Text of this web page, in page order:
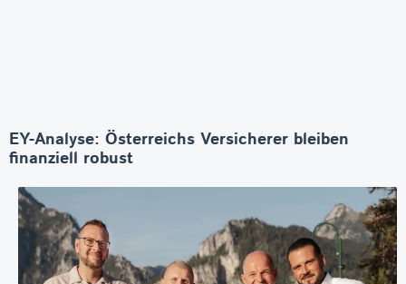
EY-Analyse: Österreichs Versicherer bleiben
finanziell robust